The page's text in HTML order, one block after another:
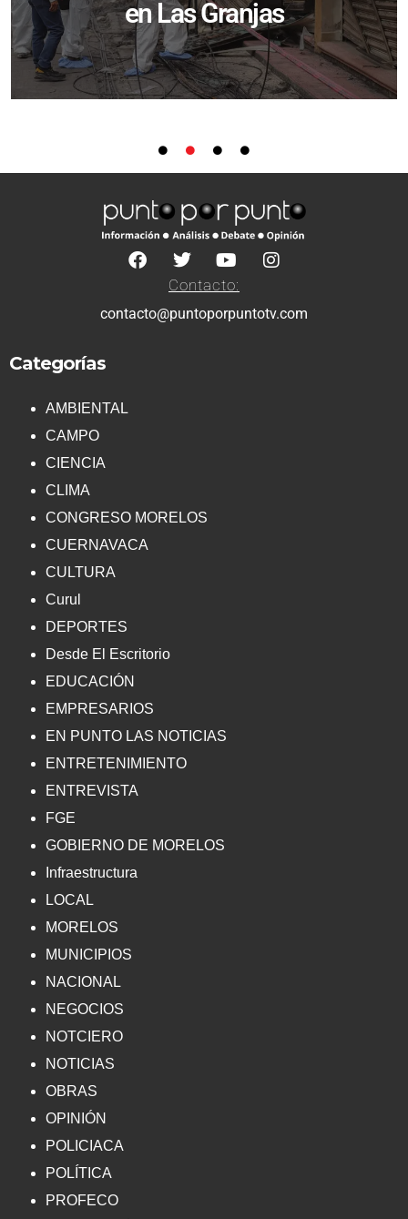
en Las Granjas
Contacto:
contacto@puntoporpuntotv.com
Categorías
AMBIENTAL
CAMPO
CIENCIA
CLIMA
CONGRESO MORELOS
CUERNAVACA
CULTURA
Curul
DEPORTES
Desde El Escritorio
EDUCACIÓN
EMPRESARIOS
EN PUNTO LAS NOTICIAS
ENTRETENIMIENTO
ENTREVISTA
FGE
GOBIERNO DE MORELOS
Infraestructura
LOCAL
MORELOS
MUNICIPIOS
NACIONAL
NEGOCIOS
NOTCIERO
NOTICIAS
OBRAS
OPINIÓN
POLICIACA
POLÍTICA
PROFECO